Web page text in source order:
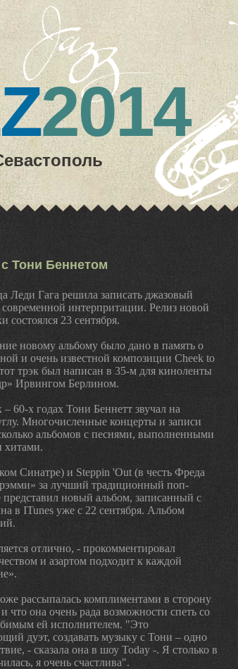
Тони Беннетом
Леди Гага решила записать джазовый
интерпритации. Релиз новой
состоялся 23 сентября.
новому альбому было дано в память о
и очень известной композиции Cheek to
трэк был написан в 35-м для киноленты
Ирвингом Берлином.
– 60-х годах Тони Беннетт звучал на
Многочисленные концерты и записи
альбомов с песнями, выполненными
хитами.
Синатре) и Steppin 'Out (в честь Фреда
за лучший традиционный поп-
представил новый альбом, записанный с
в ITunes уже с 22 сентября. Альбом
отлично, - прокомментировал
и азартом подходит к каждой
рассыпалась комплиментами в сторону
что она очень рада возможности спеть со
ей исполнителем. "Это
дуэт, создавать музыку с Тони – одно
- сказала она в шоу Today -. Я столько в
я очень счастлива".
2014